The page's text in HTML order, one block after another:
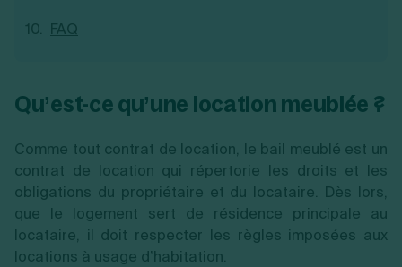
FAQ
Qu’est-ce qu’une location meublée ?
Comme tout contrat de location, le bail meublé est un
contrat de location qui répertorie les droits et les
obligations du propriétaire et du locataire. Dès lors,
que le logement sert de résidence principale au
locataire, il doit respecter les règles imposées aux
locations à usage d’habitation.